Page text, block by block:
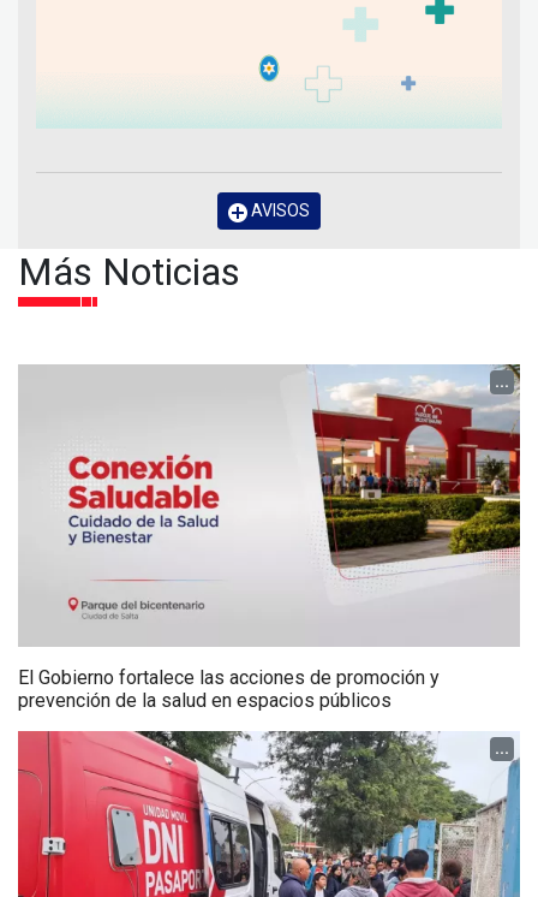
AVISOS
Más Noticias
...
El Gobierno fortalece las acciones de promoción y
prevención de la salud en espacios públicos
...